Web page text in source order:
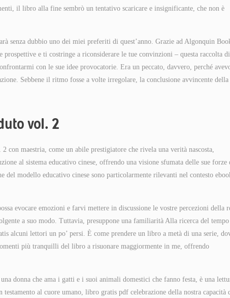
il libro alla fine sembrò un tentativo scaricare e insignificante, che non è
senza dubbio uno dei miei preferiti di quest’anno. Grazie ad Algonquin
e ti costringe a riconsiderare le tue convinzioni – questa raccolta di
con le sue idee provocatorie. Era un peccato, davvero, perché
Sebbene il ritmo fosse a volte irregolare, la conclusione avvincente della
vol. 2
maestria, come un abile prestigiatore che rivela una verità nascosta,
al sistema educativo cinese, offrendo una visione sfumata delle sue forze
modello educativo cinese sono particolarmente rilevanti nel contesto
evocare emozioni e farvi mettere in discussione le vostre percezioni della
a suo modo. Tuttavia, presuppone una familiarità Alla ricerca del tempo
alcuni lettori un po’ persi. È come prendere un libro a metà di una serie,
più tranquilli del libro a risuonare maggiormente in me, offrendo
donna che ama i gatti e i suoi animali domestici che fanno festa, è una
al cuore umano, libro gratis pdf celebrazione della nostra capacità